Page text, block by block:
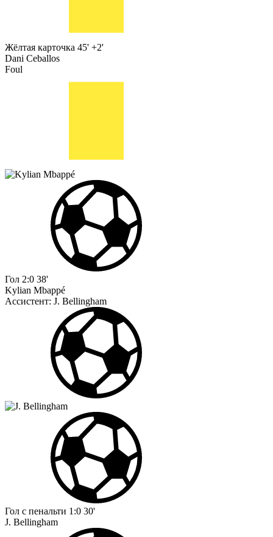
Жёлтая карточка 45' +2'
Dani Ceballos
Foul
Гол 2:0 38'
Kylian Mbappé
Ассистент: J. Bellingham
Гол с пенальти 1:0 30'
J. Bellingham